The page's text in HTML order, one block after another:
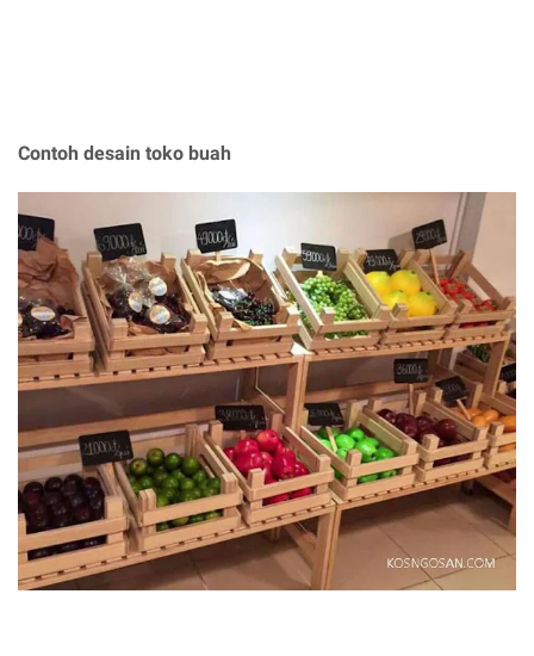
Contoh desain toko buah